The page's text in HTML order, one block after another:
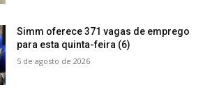
Simm oferece 371 vagas de emprego
para esta quinta-feira (6)
5 de agosto de 2026